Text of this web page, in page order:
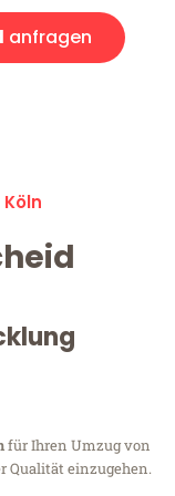
anfragen
für Ihren Umzug von
Qualität einzugehen.